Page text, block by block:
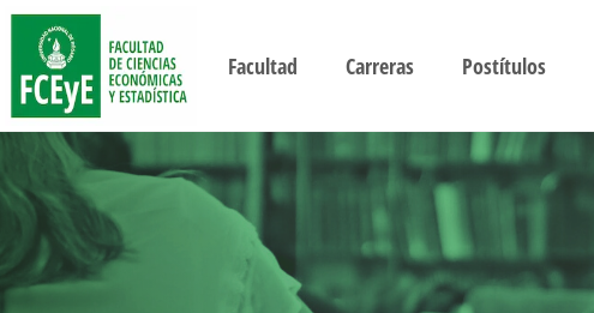
Facultad Carreras Postítulos